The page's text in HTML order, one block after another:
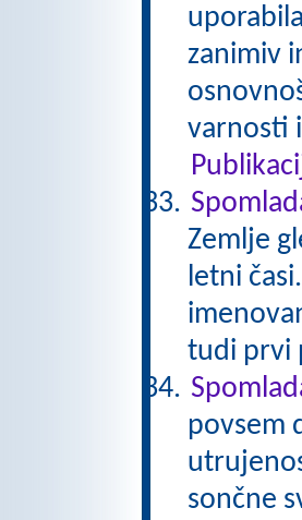
zanimiv
varnosti
Zemlje
letni
tudi prvi
povsem
sončne